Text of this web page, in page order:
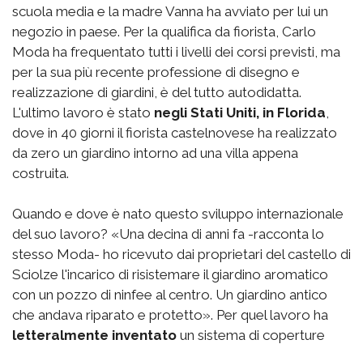
scuola media e la madre Vanna ha avviato per lui un
negozio in paese. Per la qualifica da fiorista, Carlo
Moda ha frequentato tutti i livelli dei corsi previsti, ma
per la sua più recente professione di disegno e
realizzazione di giardini, è del tutto autodidatta.
L'ultimo lavoro è stato negli Stati Uniti, in Florida
dove in 40 giorni il fiorista castelnovese ha realizzato
da zero un giardino intorno ad una villa appena
costruita.
Quando e dove è nato questo sviluppo internazionale
del suo lavoro? «Una decina di anni fa -racconta lo
stesso Moda- ho ricevuto dai proprietari del castello di
Sciolze l'incarico di risistemare il giardino aromatico
con un pozzo di ninfee al centro. Un giardino antico
che andava riparato e protetto». Per quel lavoro ha
letteralmente inventato un sistema di coperture